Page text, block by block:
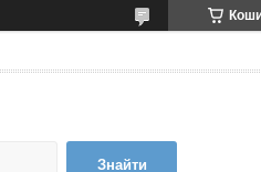
Знайти